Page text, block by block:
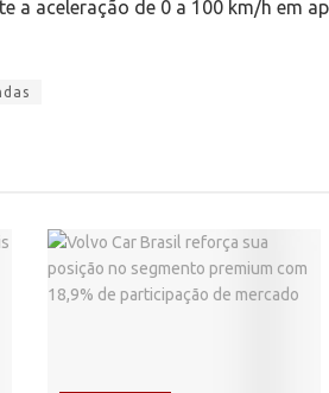
a aceleração de 0 a 100 km/h em